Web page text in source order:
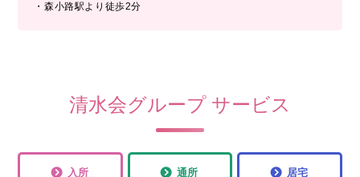
・森小路駅より徒歩2分
清水会グループ サービス
入所
通所
居宅